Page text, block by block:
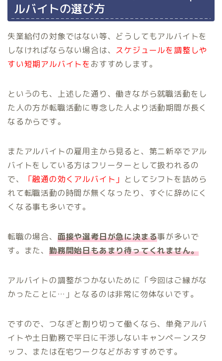
ルバイトの選び方
失業給付の対象ではない等、どうしてもアルバイトを
しなければならない場合は、 スケジュールを調整しや
すい短期アルバイトを おすすめします。
というのも、上述した通り、働きながら就職活動をし
た人の方が転職活動に専念した人より活動期間が長く
なるからです。
またアルバイトの雇用主から見ると、第二新卒でアル
バイトをしている方はフリーターとして扱われるの
で、
「融通の効くアルバイト」 としてシフトを詰めら
れて転職活動の時間が無くなったり、すぐに辞めにく
くなる事も多いです。
転職の場合、 面接や選考日が急に決まる事が多いで
す。また、 勤務開始日もあまり待ってくれません。
アルバイトの調整がつかないために「今回はご縁がな
かったことに…」となるのは非常に勿体ないです。
ですので、つなぎと割り切って働くなら、単発アルバ
イトや土日勤務で平日に干渉しないキャンペーンスタ
ッフ、または在宅ワークなどがおすすめです。